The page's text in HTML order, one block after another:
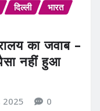
दिल्ली
भारत
का जवाब –
नहीं हुआ
2025 0